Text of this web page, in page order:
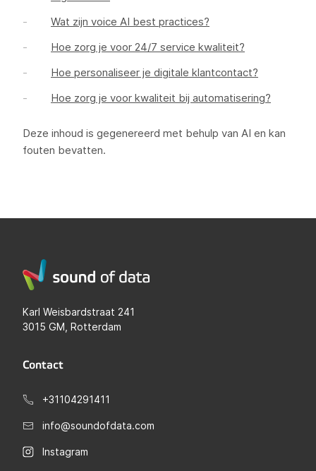
Wat zijn voice AI best practices?
Hoe zorg je voor 24/7 service kwaliteit?
Hoe personaliseer je digitale klantcontact?
Hoe zorg je voor kwaliteit bij automatisering?
Deze inhoud is gegenereerd met behulp van AI en kan
fouten bevatten.
Karl Weisbardstraat 241
3015 GM, Rotterdam
Contact
+31104291411
info@soundofdata.com
Instagram